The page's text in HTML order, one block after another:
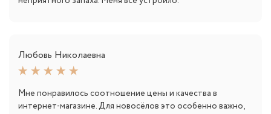
Любовь Николаевна
Мне понравилось соотношение цены и качества в
интернет-магазине. Для новосёлов это особенно важно,